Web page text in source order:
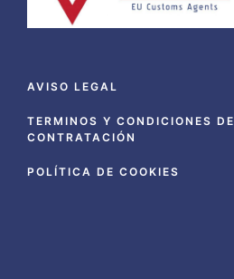
AVISO LEGAL
TERMINOS Y CONDICIONES DE
CONTRATACIÓN
POLÍTICA DE COOKIES